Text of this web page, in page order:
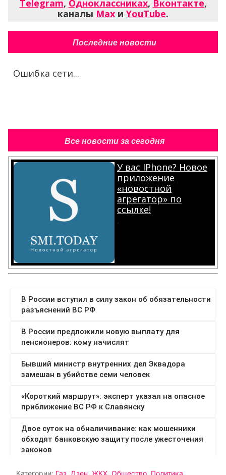
Telegram, Одноклассниках, Вконтакте,
каналы Max и YouTube.
Последние новости
Ошибка сети...
Все новости за сегодня
У вас IPhone? Новое
приложение
«новостной
агрегатор» по
ссылке!
.
Категории: Газ Дзен ЖКХ Общество Политика